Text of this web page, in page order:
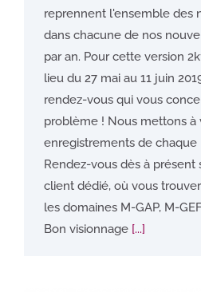
reprennent l'ensemble des
dans chacune de nos
par an. Pour cette version
lieu du 27 mai au 11 juin
rendez-vous qui vous
problème ! Nous mettons à
enregistrements de chaque
Rendez-vous dès à présent
client dédié, où vous
les domaines M-GAP, M-
Bon visionnage [...]